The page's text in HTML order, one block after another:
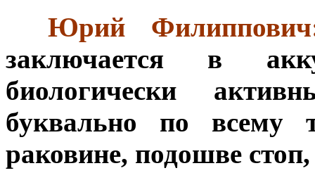
Юрий Филиппович
заключается в
биологически
буквально по всему
раковине, подошве